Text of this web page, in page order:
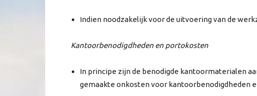
Indien noodzakelijk voor de uitvoering van de
Kantoorbenodigdheden en portokosten
In principe zijn de benodigde kantoormaterialen
gemaakte onkosten voor kantoorbenodigdheden